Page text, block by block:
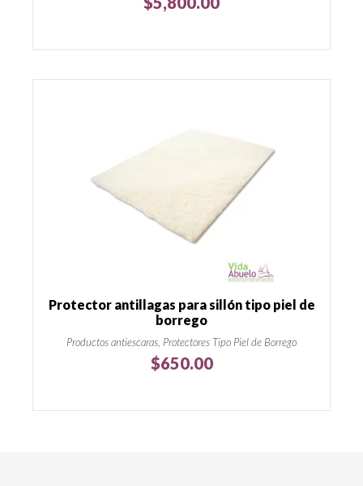
Protector antillagas para sillón tipo piel de
borrego
Productos antiescaras, Protectores Tipo Piel de Borrego
$650.00